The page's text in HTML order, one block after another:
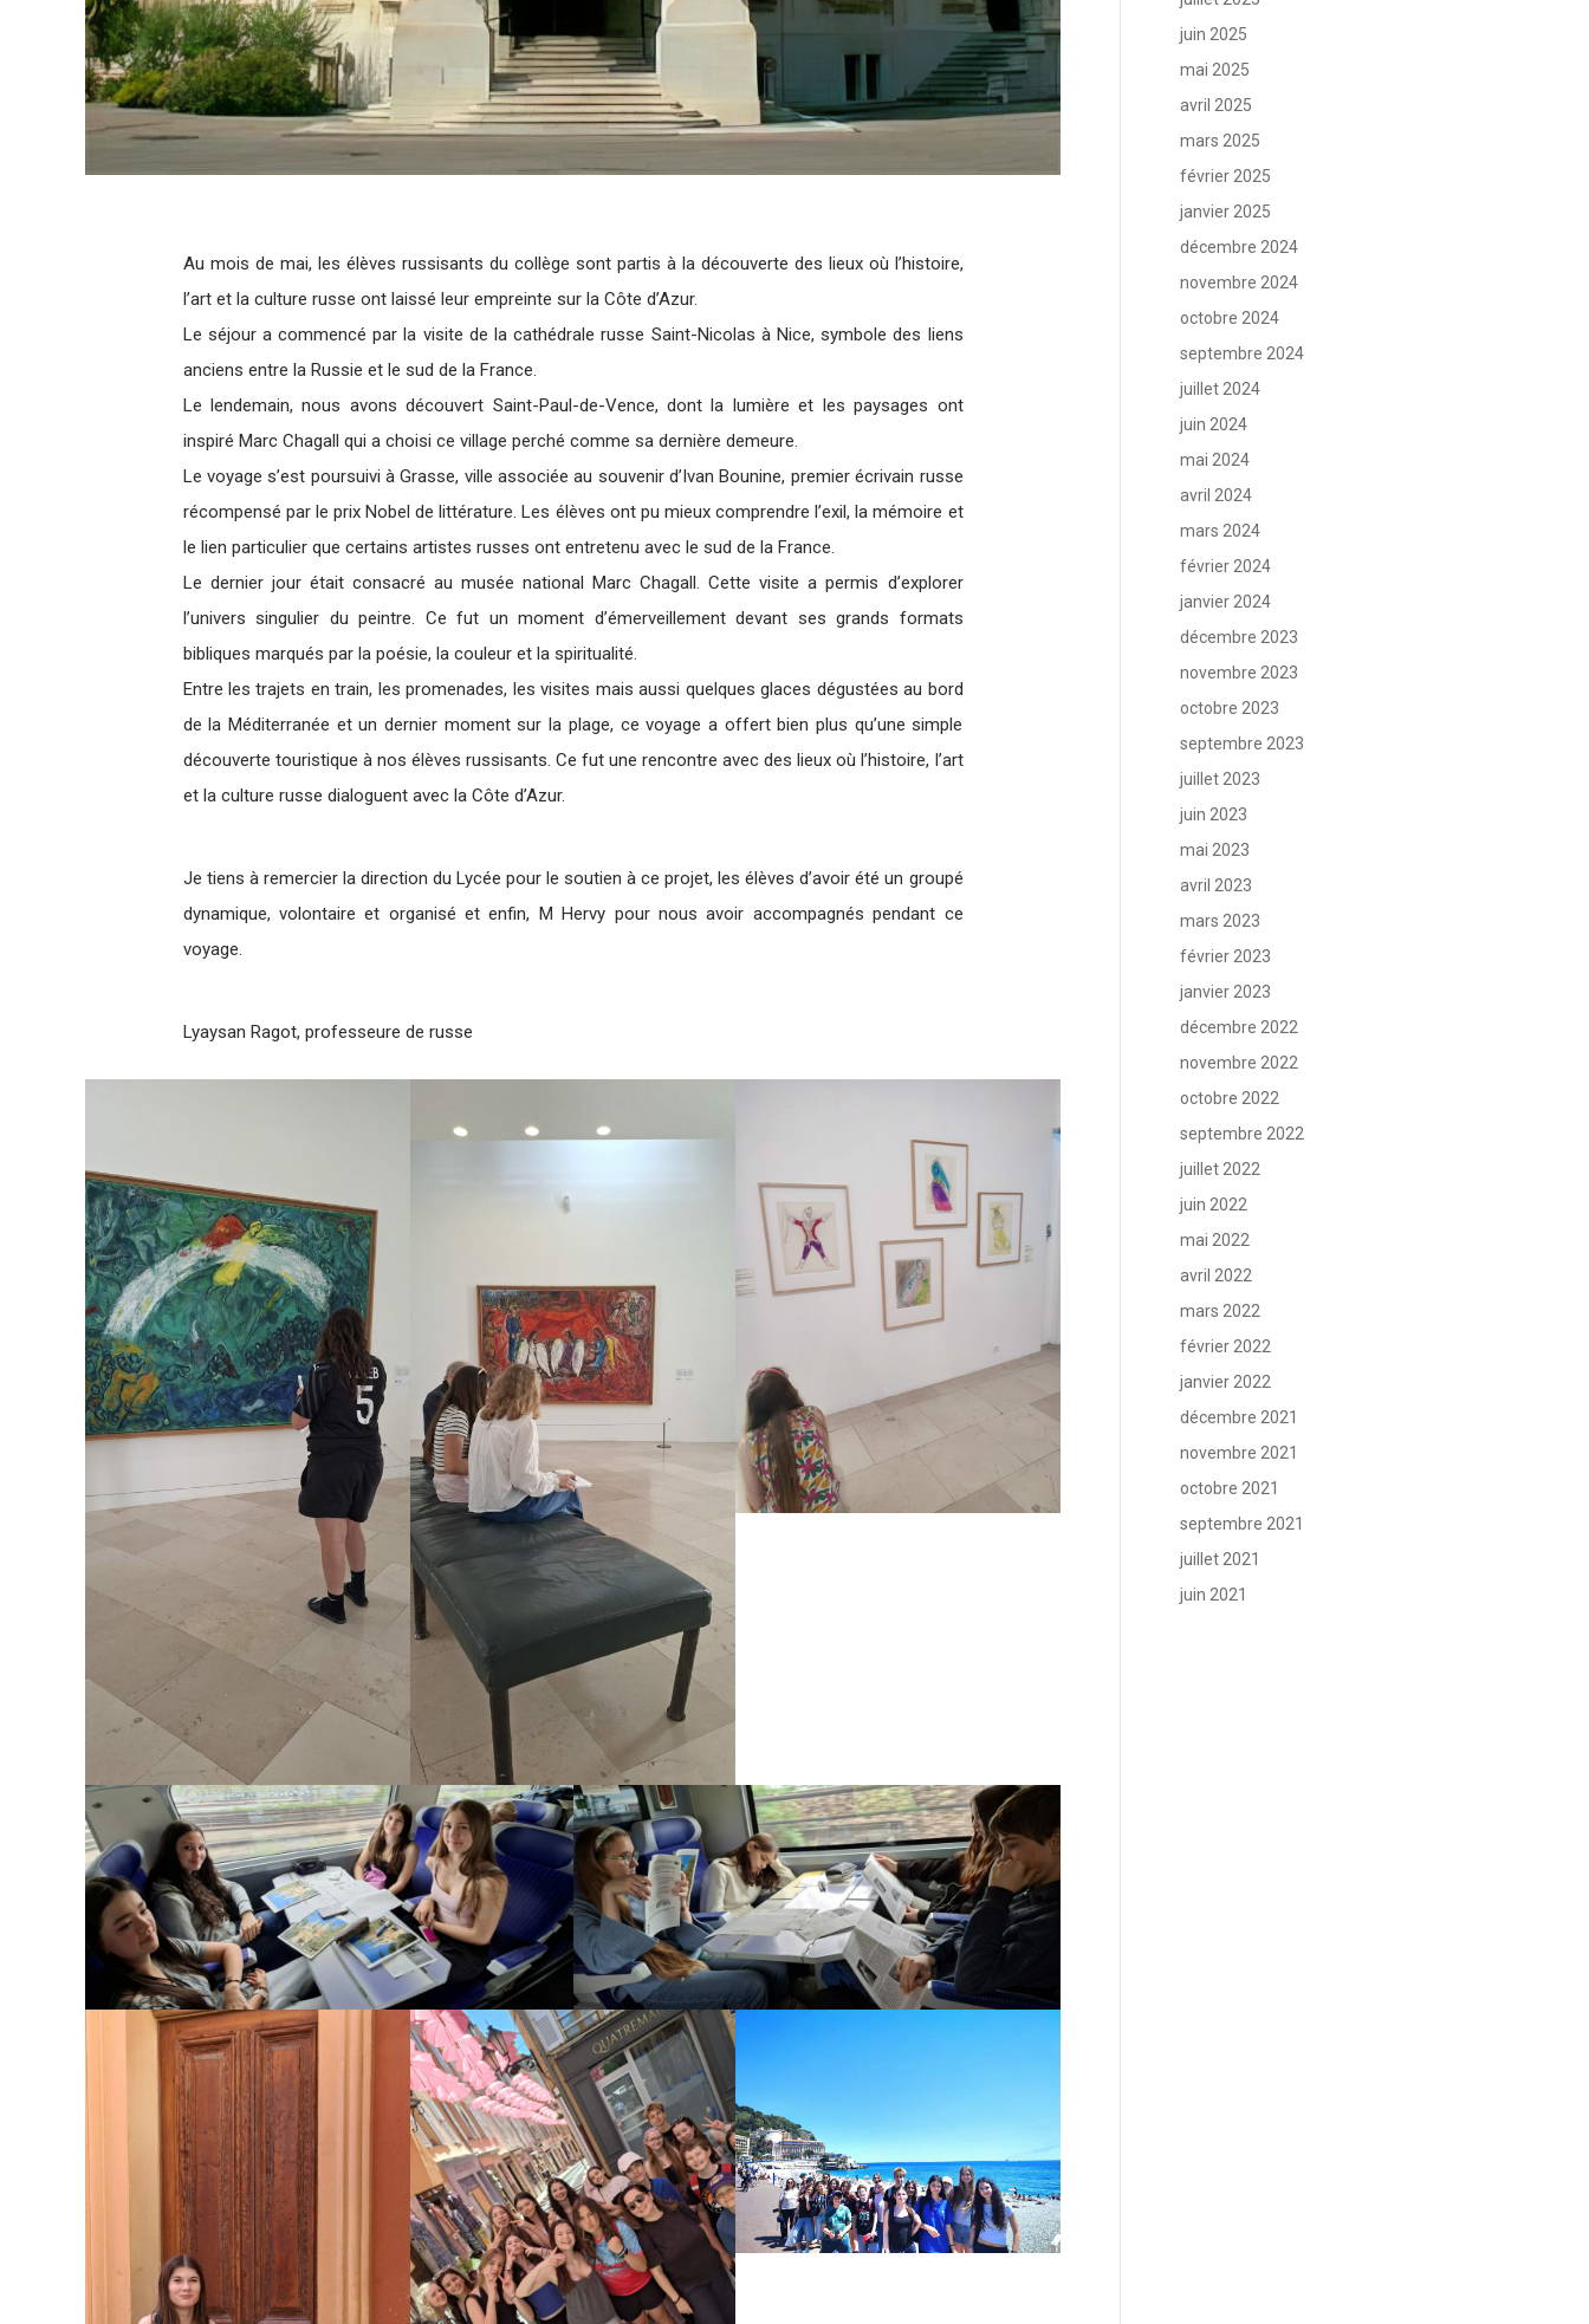
Au mois de mai, les élèves russisants du collège sont partis à la découverte des lieux où l’histoire,
l’art et la culture russe ont laissé leur empreinte sur la Côte d’Azur.
Le séjour a commencé par la visite de la cathédrale russe Saint-Nicolas à Nice, symbole des liens
anciens entre la Russie et le sud de la France.
Le lendemain, nous avons découvert Saint-Paul-de-Vence, dont la lumière et les paysages ont
inspiré Marc Chagall qui a choisi ce village perché comme sa dernière demeure.
Le voyage s’est poursuivi à Grasse, ville associée au souvenir d’Ivan Bounine, premier écrivain russe
récompensé par le prix Nobel de littérature. Les élèves ont pu mieux comprendre l’exil, la mémoire et
le lien particulier que certains artistes russes ont entretenu avec le sud de la France.
Le dernier jour était consacré au musée national Marc Chagall. Cette visite a permis d’explorer
l’univers singulier du peintre. Ce fut un moment d’émerveillement devant ses grands formats
bibliques marqués par la poésie, la couleur et la spiritualité.
Entre les trajets en train, les promenades, les visites mais aussi quelques glaces dégustées au bord
de la Méditerranée et un dernier moment sur la plage, ce voyage a offert bien plus qu’une simple
découverte touristique à nos élèves russisants. Ce fut une rencontre avec des lieux où l’histoire, l’art
et la culture russe dialoguent avec la Côte d’Azur.
Je tiens à remercier la direction du Lycée pour le soutien à ce projet, les élèves d’avoir été un groupé
dynamique, volontaire et organisé et enfin, M Hervy pour nous avoir accompagnés pendant ce
voyage.
Lyaysan Ragot, professeure de russe
juin 2025
mai 2025
avril 2025
mars 2025
février 2025
janvier 2025
décembre 2024
novembre 2024
octobre 2024
septembre 2024
juillet 2024
juin 2024
mai 2024
avril 2024
mars 2024
février 2024
janvier 2024
décembre 2023
novembre 2023
octobre 2023
septembre 2023
juillet 2023
juin 2023
mai 2023
avril 2023
mars 2023
février 2023
janvier 2023
décembre 2022
novembre 2022
octobre 2022
septembre 2022
juillet 2022
juin 2022
mai 2022
avril 2022
mars 2022
février 2022
janvier 2022
décembre 2021
novembre 2021
octobre 2021
septembre 2021
juillet 2021
juin 2021